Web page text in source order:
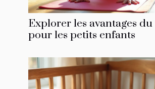
Explorer les avantages du
pour les petits enfants